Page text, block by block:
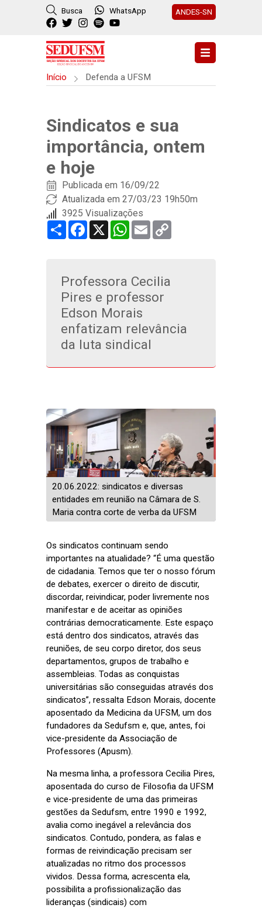
Busca WhatsApp ANDES-SN
Início Defenda a UFSM
Sindicatos e sua
importância, ontem
e hoje
Publicada em 16/09/22
Atualizada em 27/03/23 19h50m
3925 Visualizações
Share Facebook
X WhatsApp
Email
Professora Cecilia
Pires e professor
Edson Morais
enfatizam relevância
da luta sindical
20.06.2022: sindicatos e diversas
entidades em reunião na Câmara de S.
Maria contra corte de verba da UFSM
Os sindicatos continuam sendo
importantes na atualidade? “É uma questão
de cidadania. Temos que ter o nosso fórum
de debates, exercer o direito de discutir,
discordar, reivindicar, poder livremente nos
manifestar e de aceitar as opiniões
contrárias democraticamente. Este espaço
está dentro dos sindicatos, através das
reuniões, de seu corpo diretor, dos seus
departamentos, grupos de trabalho e
assembleias. Todas as conquistas
universitárias são conseguidas através dos
sindicatos”, ressalta Edson Morais, docente
aposentado da Medicina da UFSM, um dos
fundadores da Sedufsm e, que, antes, foi
vice-presidente da Associação de
Professores (Apusm).
Na mesma linha, a professora Cecilia Pires,
aposentada do curso de Filosofia da UFSM
e vice-presidente de uma das primeiras
gestões da Sedufsm, entre 1990 e 1992,
avalia como inegável a relevância dos
sindicatos. Contudo, pondera, as falas e
formas de reivindicação precisam ser
atualizadas no ritmo dos processos
vividos. Dessa forma, acrescenta ela,
possibilita a profissionalização das
lideranças (sindicais) com